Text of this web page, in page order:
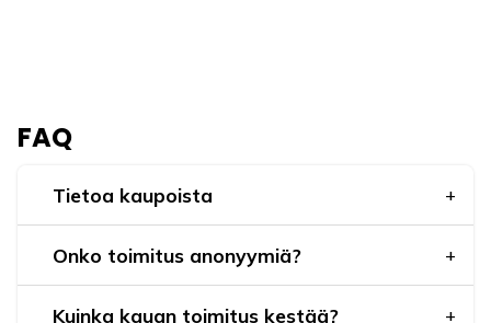
FAQ
Tietoa kaupoista
Onko toimitus anonyymiä?
Kuinka kauan toimitus kestää?